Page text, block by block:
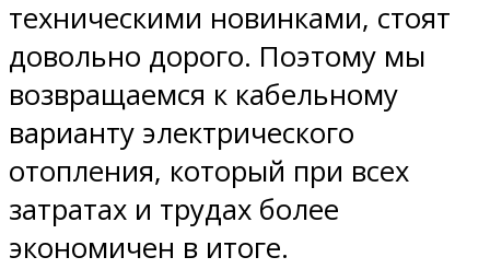
техническими новинками, стоят
довольно дорого. Поэтому мы
возвращаемся к кабельному
варианту электрического
отопления, который при всех
затратах и трудах более
экономичен в итоге.